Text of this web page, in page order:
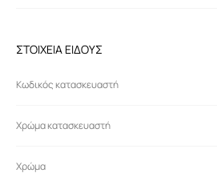
ΣΤΟΙΧΕΙΑ ΕΙΔΟΥΣ
Κωδικός κατασκευαστή
Χρώμα κατασκευαστή
Χρώμα